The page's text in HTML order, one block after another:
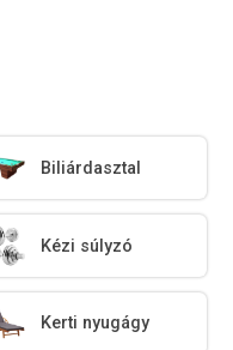
Biliárdasztal
Kézi súlyzó
Kerti nyugágy